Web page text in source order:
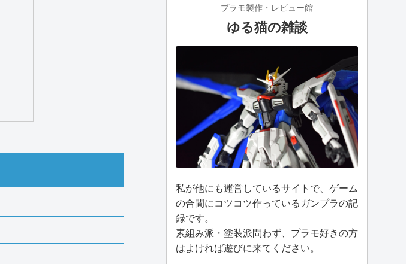
プラモ製作・レビュー館
ゆる猫の雑談
私が他にも運営しているサイトで、ゲーム
の合間にコツコツ作っているガンプラの記
録です。
素組み派・塗装派問わず、プラモ好きの方
はよければ遊びに来てください。